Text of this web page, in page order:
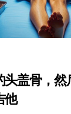
头盖骨，
他